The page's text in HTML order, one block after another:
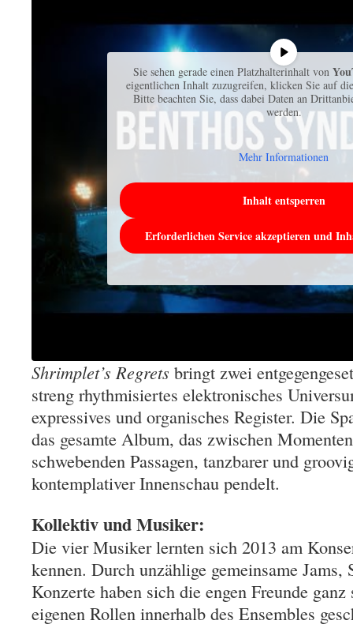
Sie sehen gerade einen Platzhalterinhalt von
eigentlichen Inhalt zuzugreifen, klicken Sie auf
Bitte beachten Sie, dass dabei Daten an
werden.
Mehr Informationen
Inhalt entsperren
Erforderlichen Service akzeptieren und
Shrimplet’s Regrets bringt zwei
streng rhythmisiertes elektronisches
expressives und organisches Register. Die
das gesamte Album, das zwischen
schwebenden Passagen, tanzbarer und
kontemplativer Innenschau pendelt.
Kollektiv und Musiker:
Die vier Musiker lernten sich 2013 am
kennen. Durch unzählige gemeinsame Jams,
Konzerte haben sich die engen Freunde
eigenen Rollen innerhalb des Ensembles